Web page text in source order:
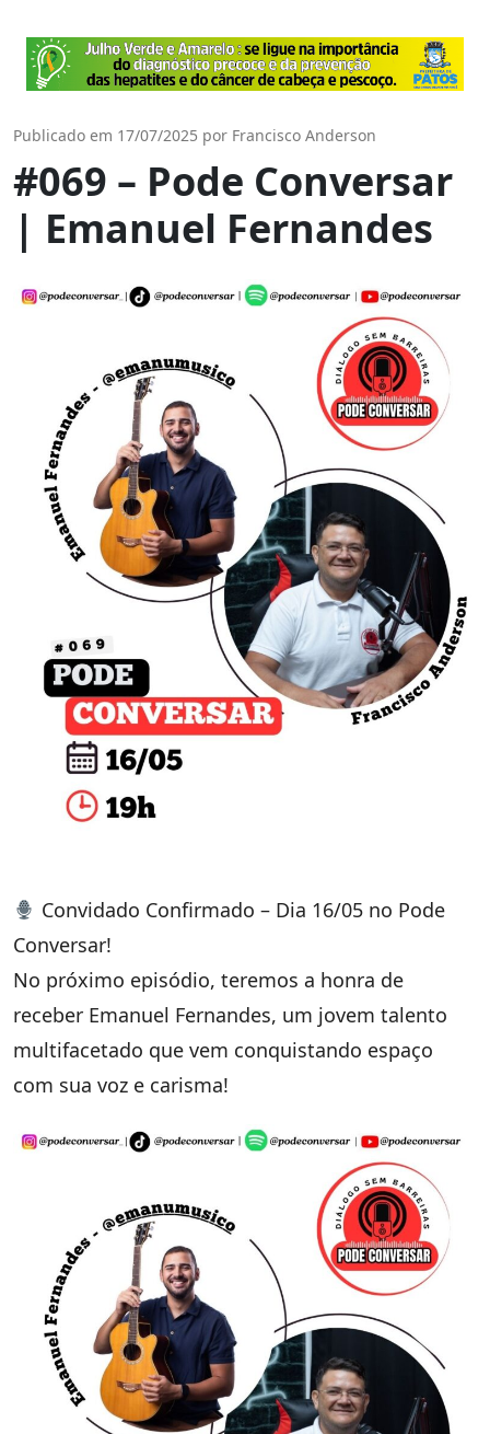
Publicado em 17/07/2025 por Francisco Anderson
#069 – Pode Conversar
| Emanuel Fernandes
Convidado Confirmado – Dia 16/05 no Pode
Conversar!
No próximo episódio, teremos a honra de
receber Emanuel Fernandes, um jovem talento
multifacetado que vem conquistando espaço
com sua voz e carisma!